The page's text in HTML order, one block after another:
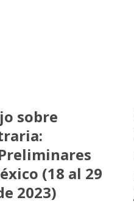
sobre
(18 al 29
2023)